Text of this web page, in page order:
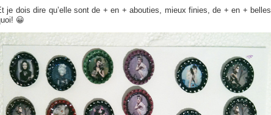
je dois dire qu’elle sont de + en + abouties, mieux finies, de + en + belles
😀